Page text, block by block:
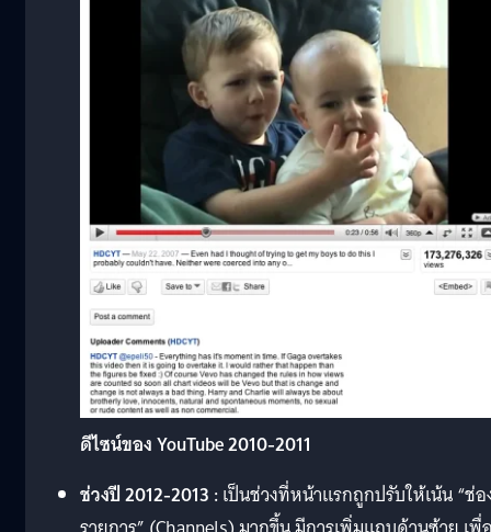
ดีไซน์ของ YouTube 2010-2011
ช่วงปี2012-2013 :เป็นช่วงที่หน้าแรกถูกปรับให้เน้น “ช่